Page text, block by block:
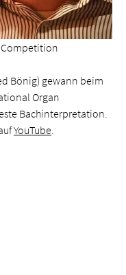
Bönig) gewann beim
Organ
Bachinterpretation.
YouTube.